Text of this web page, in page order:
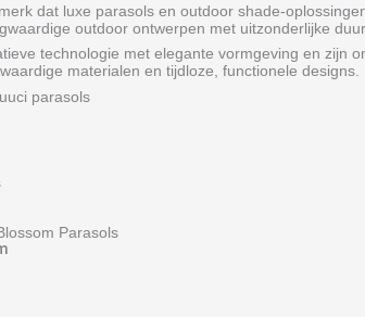
dat luxe parasols en outdoor shade-
outdoor ontwerpen met uitzonderlijke
technologie met elegante vormgeving en zijn
materialen en tijdloze, functionele designs.